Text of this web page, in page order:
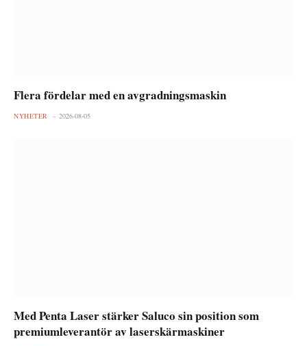
Flera fördelar med en avgradningsmaskin
NYHETER 2026-08-05
Med Penta Laser stärker Saluco sin position som
premiumleverantör av laserskärmaskiner